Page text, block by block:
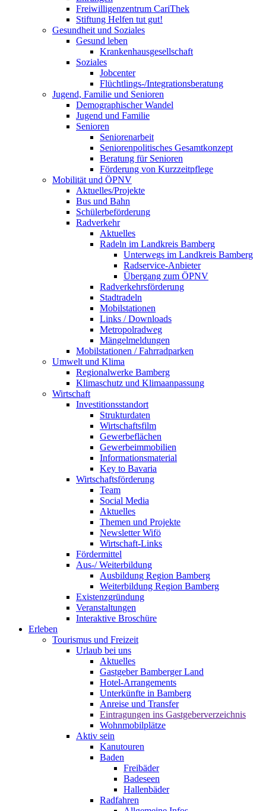
Freiwilligenzentrum CariThek
Stiftung Helfen tut gut!
Gesundheit und Soziales
Gesund leben
Krankenhausgesellschaft
Soziales
Jobcenter
Flüchtlings-/Integrationsberatung
Jugend, Familie und Senioren
Demographischer Wandel
Jugend und Familie
Senioren
Seniorenarbeit
Seniorenpolitisches Gesamtkonzept
Beratung für Senioren
Förderung von Kurzzeitpflege
Mobilität und ÖPNV
Aktuelles/Projekte
Bus und Bahn
Schülerbeförderung
Radverkehr
Aktuelles
Radeln im Landkreis Bamberg
Unterwegs im Landkreis Bamberg
Radservice-Anbieter
Übergang zum ÖPNV
Radverkehrsförderung
Stadtradeln
Mobilstationen
Links / Downloads
Metropolradweg
Mängelmeldungen
Mobilstationen / Fahrradparken
Umwelt und Klima
Regionalwerke Bamberg
Klimaschutz und Klimaanpassung
Wirtschaft
Investitionsstandort
Strukturdaten
Wirtschaftsfilm
Gewerbeflächen
Gewerbeimmobilien
Informationsmaterial
Key to Bavaria
Wirtschaftsförderung
Team
Social Media
Aktuelles
Themen und Projekte
Newsletter Wifö
Wirtschaft-Links
Fördermittel
Aus-/ Weiterbildung
Ausbildung Region Bamberg
Weiterbildung Region Bamberg
Existenzgründung
Veranstaltungen
Interaktive Broschüre
Erleben
Tourismus und Freizeit
Urlaub bei uns
Aktuelles
Gastgeber Bamberger Land
Hotel-Arrangements
Unterkünfte in Bamberg
Anreise und Transfer
Eintragungen ins Gastgeberverzeichnis
Wohnmobilplätze
Aktiv sein
Kanutouren
Baden
Freibäder
Badeseen
Hallenbäder
Radfahren